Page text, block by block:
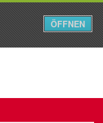
Menü
ÖFFNEN